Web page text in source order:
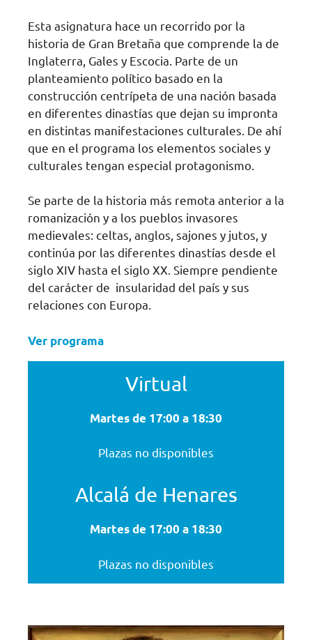
Esta asignatura hace un recorrido por la
historia de Gran Bretaña que comprende la de
Inglaterra, Gales y Escocia. Parte de un
planteamiento político basado en la
construcción centrípeta de una nación basada
en diferentes dinastías que dejan su impronta
en distintas manifestaciones culturales. De ahí
que en el programa los elementos sociales y
culturales tengan especial protagonismo.
Se parte de la historia más remota anterior a la
romanización y a los pueblos invasores
medievales: celtas, anglos, sajones y jutos, y
continúa por las diferentes dinastías desde el
siglo XIV hasta el siglo XX. Siempre pendiente
del carácter de insularidad del país y sus
relaciones con Europa.
Ver programa
Virtual
Martes de 17:00 a 18:30
Plazas no disponibles
Alcalá de Henares
Martes de 17:00 a 18:30
Plazas no disponibles